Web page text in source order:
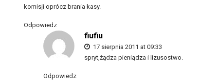
komisji oprócz brania kasy.
Odpowiedz
fiufiu
17 sierpnia 2011 at 09:33
spryt,żądza pieniądza i lizusostwo.
Odpowiedz